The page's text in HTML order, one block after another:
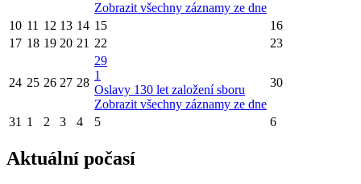
Zobrazit všechny záznamy ze dne
10 11 12 13 14 15
16
17 18 19 20 21 22 23
24 25 26 27 28
29
1
Oslavy 130 let založení sboru
Zobrazit všechny záznamy ze dne
30
31 1 2 3 4 5 6
Aktuální počasí